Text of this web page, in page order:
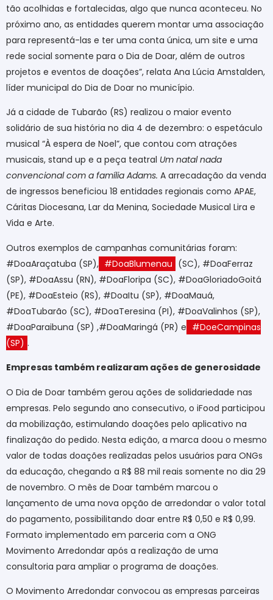
tão acolhidas e fortalecidas, algo que nunca aconteceu. No
próximo ano, as entidades querem montar uma associação
para representá-las e ter uma conta única, um site e uma
rede social somente para o Dia de Doar, além de outros
projetos e eventos de doações”, relata Ana Lúcia Amstalden,
líder municipal do Dia de Doar no município.
Já a cidade de Tubarão (RS) realizou o maior evento
solidário de sua história no dia 4 de dezembro: o espetáculo
musical “À espera de Noel”, que contou com atrações
musicais, stand up e a peça teatral Um natal nada
convencional com a família Adams. A arrecadação da venda
de ingressos beneficiou 18 entidades regionais como APAE,
Cáritas Diocesana, Lar da Menina, Sociedade Musical Lira e
Vida e Arte.
Outros exemplos de campanhas comunitárias foram:
#DoaAraçatuba (SP), #DoaBlumenau (SC), #DoaFerraz
(SP), #DoaAssu (RN), #DoaFloripa (SC), #DoaGloriadoGoitá
(PE), #DoaEsteio (RS), #DoaItu (SP), #DoaMauá,
#DoaTubarão (SC), #DoaTeresina (PI), #DoaValinhos (SP),
#DoaParaibuna (SP) ,#DoaMaringá (PR) e #DoeCampinas
(SP) .
Empresas também realizaram ações de generosidade
O Dia de Doar também gerou ações de solidariedade nas
empresas. Pelo segundo ano consecutivo, o iFood participou
da mobilização, estimulando doações pelo aplicativo na
finalização do pedido. Nesta edição, a marca doou o mesmo
valor de todas doações realizadas pelos usuários para ONGs
da educação, chegando a R$ 88 mil reais somente no dia 29
de novembro. O mês de Doar também marcou o
lançamento de uma nova opção de arredondar o valor total
do pagamento, possibilitando doar entre R$ 0,50 e R$ 0,99.
Formato implementado em parceria com a ONG
Movimento Arredondar após a realização de uma
consultoria para ampliar o programa de doações.
O Movimento Arredondar convocou as empresas parceiras